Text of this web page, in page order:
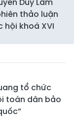
Duy Lâm
thảo luận
hội khoá XVI
tổ chức
toàn dân bảo